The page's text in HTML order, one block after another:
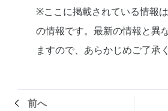
※ここに掲載されている情報
の情報です。最新の情報と異
ますので、あらかじめご了承
前へ